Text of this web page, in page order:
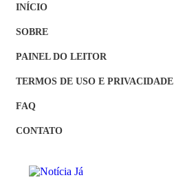
INÍCIO
SOBRE
PAINEL DO LEITOR
TERMOS DE USO E PRIVACIDADE
FAQ
CONTATO